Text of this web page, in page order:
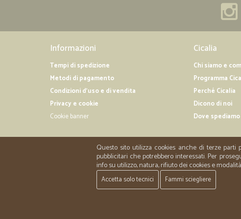
Informazioni
Tempi di spedizione
Metodi di pagamento
Condizioni d'uso e di vendita
Privacy e cookie
Cookie banner
Cicalia
Chi siamo e
Programma
Perché Cicalia
Dicono di noi
Dove spediamo
Questo sito utilizza cookies anche di terze
pubblicitari che potrebbero interessati. Per
info su utilizzo, natura, rifiuto dei cookies e
Accetta solo tecnici Fammi sciegliere